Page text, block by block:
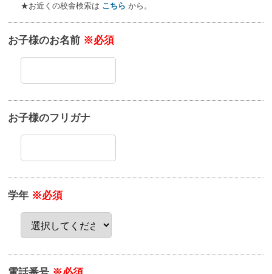
★お近くの校舎検索は こちら から。
お子様のお名前 ※必須
お子様のフリガナ
学年 ※必須